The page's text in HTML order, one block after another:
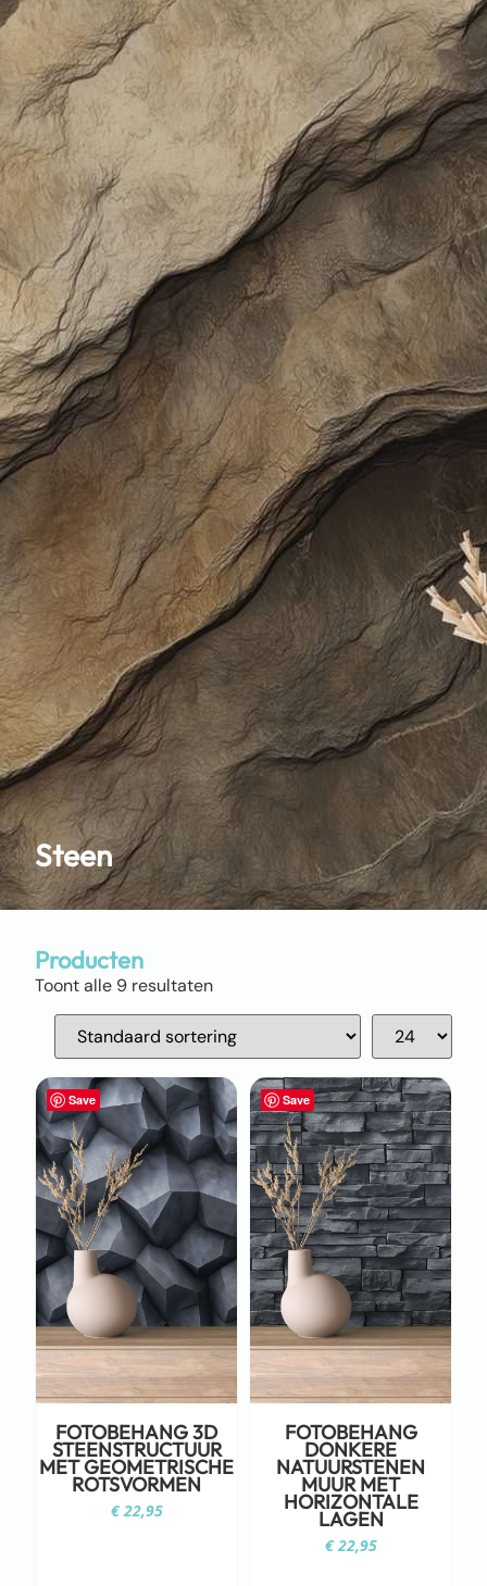
Steen
Producten
Toont alle 9 resultaten
Save
FOTOBEHANG 3D
STEENSTRUCTUUR
MET GEOMETRISCHE
ROTSVORMEN
€22,95
Save
FOTOBEHANG
DONKERE
NATUURSTENEN
MUUR MET
HORIZONTALE
LAGEN
€22,95